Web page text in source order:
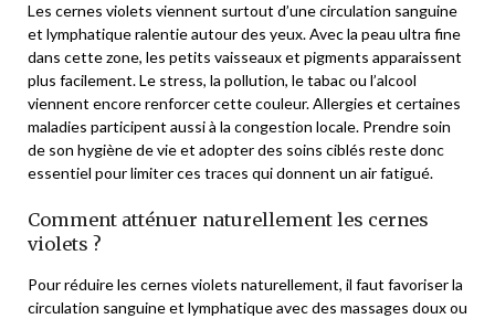
Les cernes violets viennent surtout d’une circulation sanguine
et lymphatique ralentie autour des yeux. Avec la peau ultra fine
dans cette zone, les petits vaisseaux et pigments apparaissent
plus facilement. Le stress, la pollution, le tabac ou l’alcool
viennent encore renforcer cette couleur. Allergies et certaines
maladies participent aussi à la congestion locale. Prendre soin
de son hygiène de vie et adopter des soins ciblés reste donc
essentiel pour limiter ces traces qui donnent un air fatigué.
Comment atténuer naturellement les cernes
violets ?
Pour réduire les cernes violets naturellement, il faut favoriser la
circulation sanguine et lymphatique avec des massages doux ou